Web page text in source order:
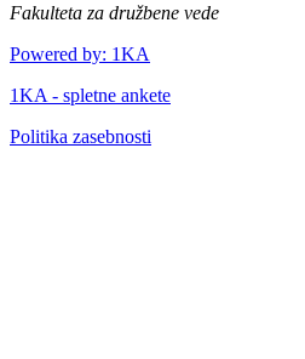
Fakulteta za družbene vede
Powered by: 1KA
1KA - spletne ankete
Politika zasebnosti